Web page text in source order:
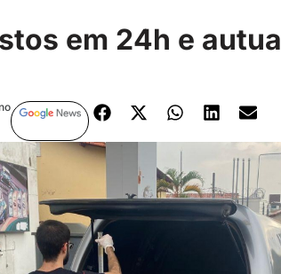
em 24h e autua